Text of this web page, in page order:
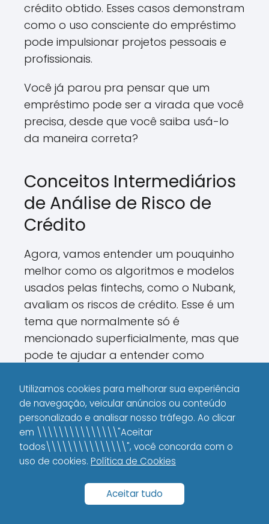
crédito obtido. Esses casos demonstram
como o uso consciente do empréstimo
pode impulsionar projetos pessoais e
profissionais.
Você já parou pra pensar que um
empréstimo pode ser a virada que você
precisa, desde que você saiba usá-lo
da maneira correta?
Conceitos Intermediários
de Análise de Risco de
Crédito
Agora, vamos entender um pouquinho
melhor como os algoritmos e modelos
usados pelas fintechs, como o Nubank,
avaliam os riscos de crédito. Esse é um
tema que normalmente só é
mencionado superficialmente, mas que
pode te ajudar a entender como
Os modelos de análise de risco utilizam
técnicas de machine learning e
estatísticas para prever a
probabilidade de inadimplência. Eles
integram dezenas de variáveis, como
tempo de relacionamento com o
banco, volume de movimentações,
Utilizamos cookies para melhorar sua experiência
de navegação, veicular anúncios ou conteúdo
personalizado e analisar nosso tráfego. Ao clicar
em \\\\\\\\\\\\\\\"Aceitar
todos\\\\\\\\\\\\\\\", você concorda com o
uso de cookies. Política de Cookies
Aceitar tudo